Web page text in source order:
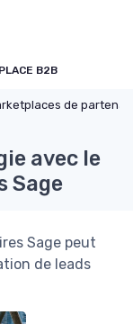
B2B
de partenaires
avec le
Sage
Sage peut
de leads